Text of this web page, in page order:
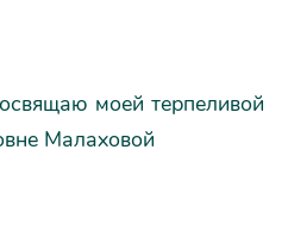
моей терпеливой
Малаховой